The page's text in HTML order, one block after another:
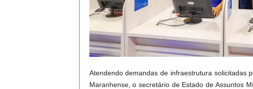
Atendendo demandas de infraestrutura solicitadas
Maranhense, o secretário de Estado de Assuntos